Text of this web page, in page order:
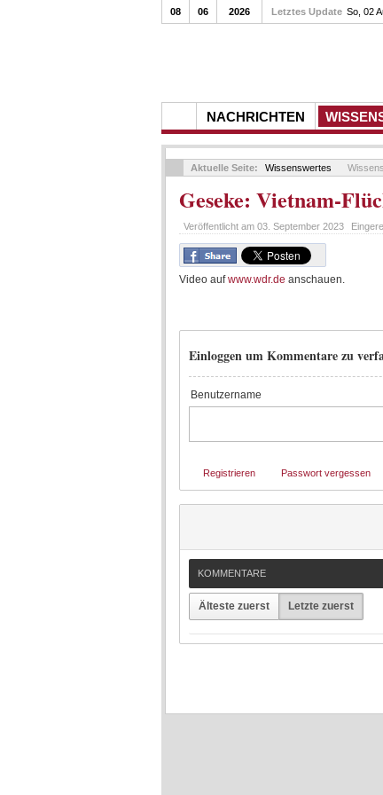
NACHRICHTEN
08 06 2026 Letztes Update So, 02
Aktuelle Seite: Wissenswertes
Geseke: Vietnam-
Veröffentlicht am 03. September 2023
Video aufwww.wdr.de anschauen.
Einloggen um Kommentare zu
Benutzername
Registrieren Passwort vergessen
KOMMENTARE
Älteste zuerst Letzte zuerst